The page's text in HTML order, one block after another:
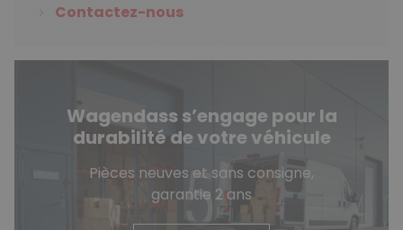
Contactez-nous
Wagendass s’engage pour la
durabilité de votre véhicule
Pièces neuves et sans consigne,
garantie 2 ans